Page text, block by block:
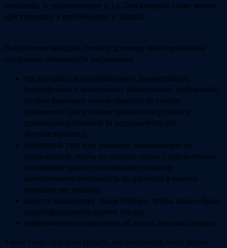
компании, ее наименование и т.д. Эти вопросы также можно
урегулировать в приложениях и заявках.
Покупателю выгодно, чтобы в договоре были прописаны
следующие обязанности поставщика:
предоставить всю необходимую документацию
(сертификаты и выполнение обязательных требований).
Особое внимание нужно обратить на список
документов для доставки товара из-за рубежа и
прохождения таможни (и периодически его
актуализировать);
обеспечить тару или упаковку, защищающую от
повреждений, чтобы не спорить потом с перевозчиком
(по общему правилу, поставщик считается
выполнившим обязанность по договору в момент
передачи ему товара);
нанести маркировку таким образом, чтобы можно было
идентифицировать партии товара;
информировать покупателя об этапах доставки товара.
Также стоит отдельно указать, что поставщик несет риски